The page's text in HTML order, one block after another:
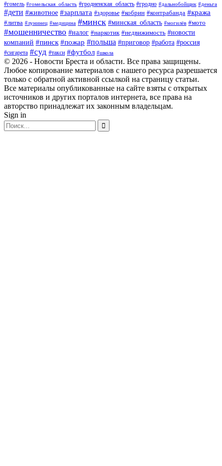
#гомель #гомельская_область #гродненская_область #гродно #дальнобойщик #деньга
#дети #животное #зарплата #здоровье #кобрин #контрабанда #кража
#литва #лунинец #медицина #минск #минская_область #могилёв #мото
#мошенничество #налог #наркотик #недвижимость #новости
компаний #пинск #пожар #польша #приговор #работа #россия
#сигарета #суд #такси #футбол #школа
© 2026 - Новости Бреста и области. Все права защищены.
Любое копирование материалов с нашего ресурса разрешается
только с обратной активной ссылкой на страницу статьи.
Все материалы опубликованные на сайте взяты с открытых
источников и других порталов интернета, все права на
авторство принадлежат их законным владельцам.
Sign in